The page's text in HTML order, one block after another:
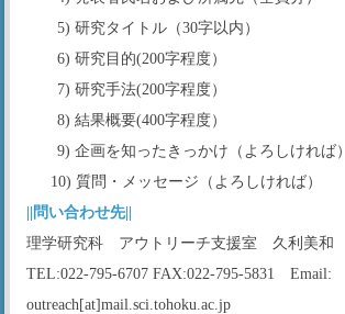
5) 研究タイトル（30字以内）
6) 研究目的(200字程度）
7) 研究手法(200字程度）
8) 結果概要(400字程度）
9) 企画を知ったきっかけ（よろしければ）
10) 質問・メッセージ（よろしければ）
||問い合わせ先||
理学研究科 アウトリーチ支援室 久利美和
TEL:022-795-6707 FAX:022-795-5831 Email:
outreach[at]mail.sci.tohoku.ac.jp